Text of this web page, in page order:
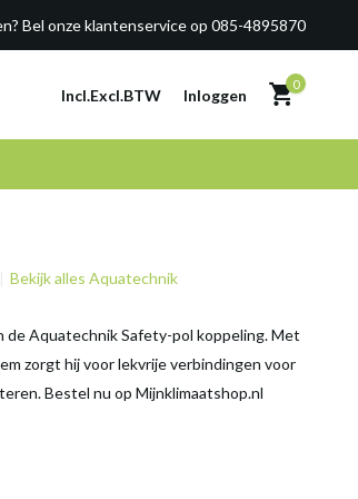
Bel onze klantenservice op 085-4895870
Incl.Excl.BTW Inloggen
0
Bekijk alles Aquatechnik
de Aquatechnik Safety-pol koppeling. Met
zorgt hij voor lekvrije verbindingen voor
Bestel nu op Mijnklimaatshop.nl